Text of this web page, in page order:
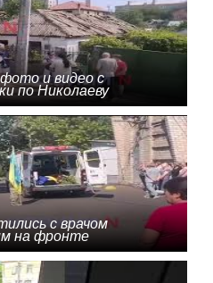
и видео с
по Николаеву
с врачом
на фронте